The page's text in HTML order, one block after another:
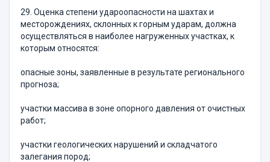
29. Оценка степени удароопасности на шахтах и
месторождениях, склонных к горным ударам, должна
осуществляться в наиболее нагруженных участках, к
которым относятся:
опасные зоны, заявленные в результате регионального
прогноза;
участки массива в зоне опорного давления от очистных
работ;
участки геологических нарушений и складчатого
залегания пород;